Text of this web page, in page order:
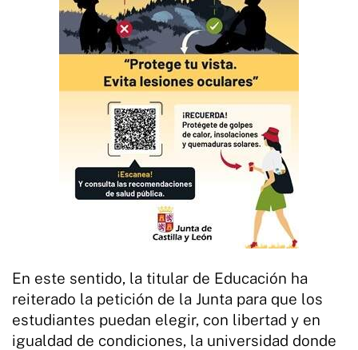
En este sentido, la titular de Educación ha
reiterado la petición de la Junta para que los
estudiantes puedan elegir, con libertad y en
igualdad de condiciones, la universidad donde